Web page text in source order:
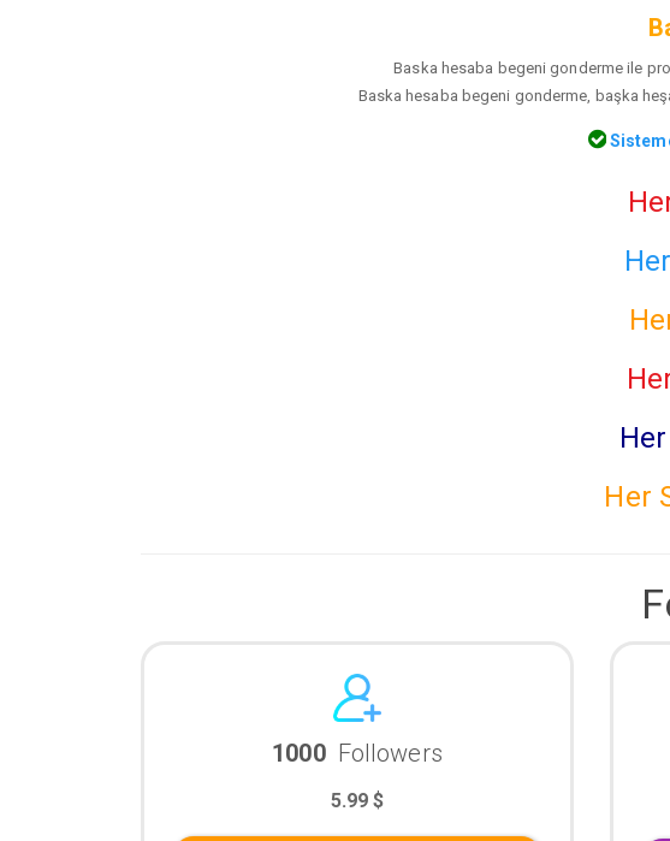
Baska hesaba begeni gonderme ile
Baska hesaba begeni gonderme, başka
Her
1000 Followers
5.99 $